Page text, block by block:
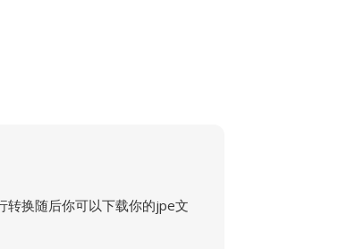
转换随后你可以下载你的jpe文